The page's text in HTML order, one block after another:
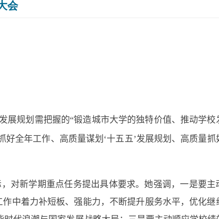
会
展规划需把握的“锻造城市大学的独特价值、推动学校
全年工作、高质量谋划‘十五五’发展规划、高质量抓
对新学期重点任务提出具体要求。她强调，一是要主
中着力补短板、强能力，不断提升服务水平，优化继